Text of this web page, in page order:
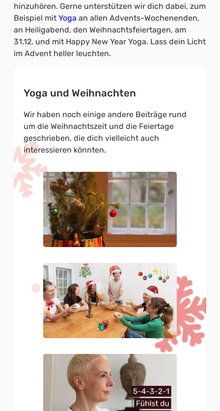
hinzuhören. Gerne unterstützen wir dich dabei, zum
Beispiel mit Yoga an allen Advents-Wochenenden,
an Heiligabend, den Weihnachtsfeiertagen, am
31.12. und mit Happy New Year Yoga. Lass dein Licht
im Advent heller leuchten.
Yoga und Weihnachten
Wir haben noch einige andere Beiträge rund
um die Weihnachtszeit und die Feiertage
geschrieben, die dich vielleicht auch
interessieren könnten.